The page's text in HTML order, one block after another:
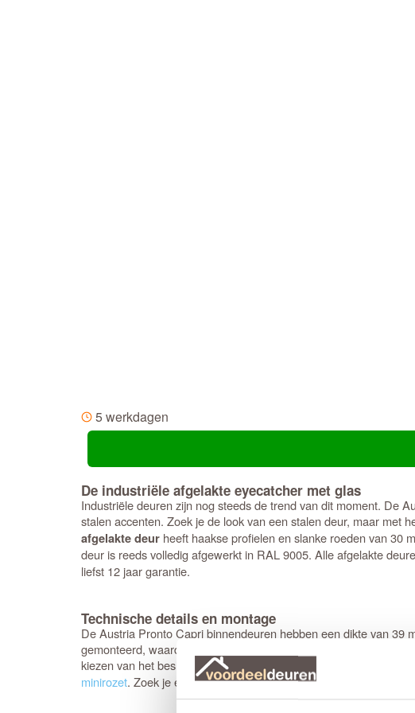
5 werkdagen
De industriële afgelakte eyecatcher met glas
Industriële deuren zijn nog steeds de trend van dit moment. De
stalen accenten. Zoek je de look van een stalen deur, maar met
afgelakte deur heeft haakse profielen en slanke roeden van 30
deur is reeds volledig afgewerkt in RAL 9005. Alle afgelakte
liefst 12 jaar garantie.
Technische details en montage
De Austria Pronto Capri binnendeuren hebben een dikte van 39
gemonteerd, waardoor de deur aan beide zijden volledig
kiezen van het beslag goed op: de deur is reeds voorzien van een
minirozet. Zoek je een bijpassende dichte paneeldeur om je